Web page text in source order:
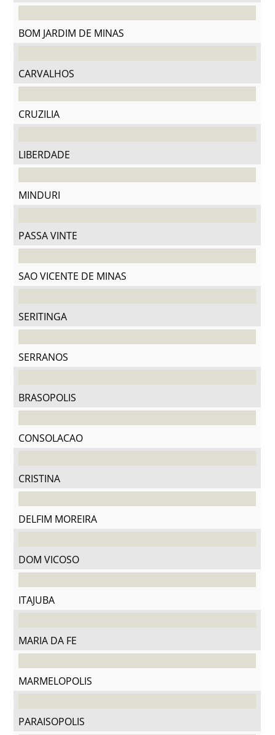
BOM JARDIM DE MINAS
CARVALHOS
CRUZILIA
LIBERDADE
MINDURI
PASSA VINTE
SAO VICENTE DE MINAS
SERITINGA
SERRANOS
BRASOPOLIS
CONSOLACAO
CRISTINA
DELFIM MOREIRA
DOM VICOSO
ITAJUBA
MARIA DA FE
MARMELOPOLIS
PARAISOPOLIS